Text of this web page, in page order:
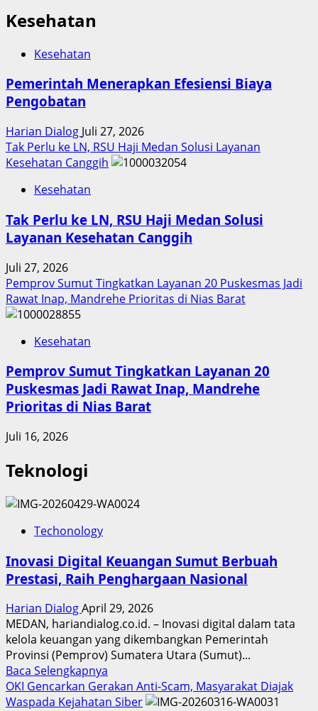
Kesehatan
Kesehatan
Pemerintah Menerapkan Efesiensi Biaya
Pengobatan
Harian Dialog Juli 27, 2026
Tak Perlu ke LN, RSU Haji Medan Solusi Layanan
Kesehatan Canggih
Kesehatan
Tak Perlu ke LN, RSU Haji Medan Solusi
Layanan Kesehatan Canggih
Juli 27, 2026
Pemprov Sumut Tingkatkan Layanan 20 Puskesmas Jadi
Rawat Inap, Mandrehe Prioritas di Nias Barat
Kesehatan
Pemprov Sumut Tingkatkan Layanan 20
Puskesmas Jadi Rawat Inap, Mandrehe
Prioritas di Nias Barat
Juli 16, 2026
Teknologi
Techonology
Inovasi Digital Keuangan Sumut Berbuah
Prestasi, Raih Penghargaan Nasional
Harian DialogApril 29, 2026
MEDAN, hariandialog.co.id. – Inovasi digital dalam tata
kelola keuangan yang dikembangkan Pemerintah
Provinsi (Pemprov) Sumatera Utara (Sumut)...
Baca Selengkapnya
more
about
OKI Gencarkan Gerakan Anti-Scam, Masyarakat Diajak
Waspada Kejahatan Siber